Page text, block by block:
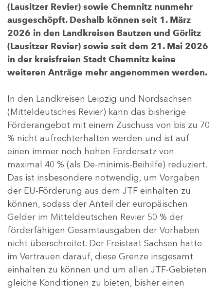
(Lausitzer Revier) sowie Chemnitz nunmehr
ausgeschöpft. Deshalb können seit 1. März
2026 in den Landkreisen Bautzen und Görlitz
(Lausitzer Revier) sowie seit dem 21. Mai 2026
in der kreisfreien Stadt Chemnitz keine
weiteren Anträge mehr angenommen werden.
In den Landkreisen Leipzig und Nordsachsen
(Mitteldeutsches Revier) kann das bisherige
Förderangebot mit einem Zuschuss von bis zu 70
% nicht aufrechterhalten werden und ist auf
einen immer noch hohen Fördersatz von
maximal 40 % (als De-minimis-Beihilfe) reduziert.
Das ist insbesondere notwendig, um Vorgaben
der EU-Förderung aus dem JTF einhalten zu
können, sodass der Anteil der europäischen
Gelder im Mitteldeutschen Revier 50 % der
förderfähigen Gesamtausgaben der Vorhaben
nicht überschreitet. Der Freistaat Sachsen hatte
im Vertrauen darauf, diese Grenze insgesamt
einhalten zu können und um allen JTF-Gebieten
gleiche Konditionen zu bieten, bisher einen